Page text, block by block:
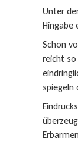
Unter
Hingabe
Schon
reicht so
spiegeln